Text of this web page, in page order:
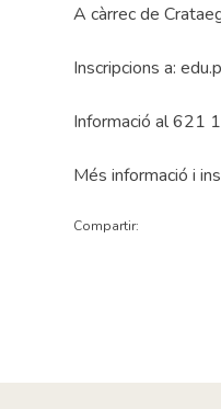
A càrrec de
Inscripcions a:
Informació al 621
Més informació i
Compartir: